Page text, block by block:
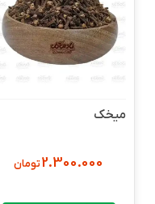
میخک
2.300.000تومان